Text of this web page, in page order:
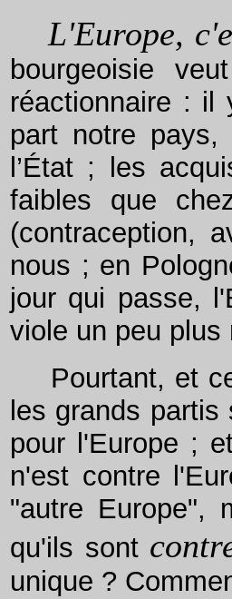
L'Europe,
bourgeoisie
réactionnaire :
part notre
l’État ; les
faibles que
(contraception,
nous ; en
jour qui passe,
viole un peu plus
Pourtant, et
les grands
pour l'Europe ;
n'est contre
"autre Europe",
qu'ils sont
unique ?